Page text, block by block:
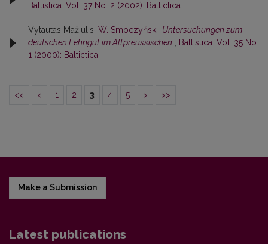
Baltistica: Vol. 37 No. 2 (2002): Baltictica
Vytautas Mažiulis, W. Smoczyński, Untersuchungen zum
deutschen Lehngut im Altpreussischen
Baltistica: Vol. 35 No.
1 (2000): Baltictica
<< < 1 2 3 4 5 > >>
Make a Submission
Latest publications